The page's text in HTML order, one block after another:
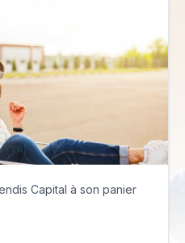
Capital à son panier